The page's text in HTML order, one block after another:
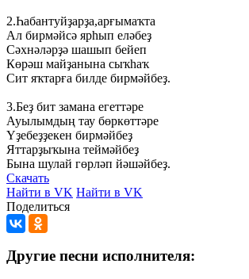
2.Һабантуйҙарҙа,арғымаҡта
Ал бирмәйсә ярһып еләбеҙ
Сәхнәләрҙә шашып бейеп
Көрәш майҙанына сыҡһаҡ
Сит яҡтарға билде бирмәйбеҙ.
3.Беҙ бит замана егеттәре
Ауылымдың тау бөркөттәре
Үҙебеҙҙекен бирмәйбеҙ
Яттарҙыҡына теймәйбеҙ
Бына шулай гөрләп йәшәйбеҙ.
Скачать
Найти в VK Найти в VK
Поделиться
Другие песни исполнителя: